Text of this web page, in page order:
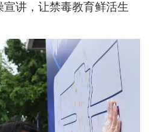
讲，让禁毒教育鲜活生